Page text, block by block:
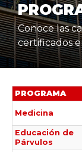
Conoce las
certificados
PROGRAMA
Medicina
Educación de
Párvulos